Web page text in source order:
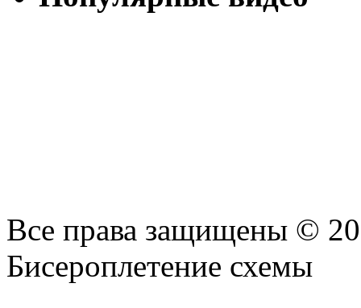
Все права защищены ©
Бисероплетение схемы